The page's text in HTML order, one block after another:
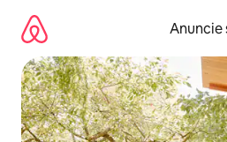
para
conteúdo
Anuncie